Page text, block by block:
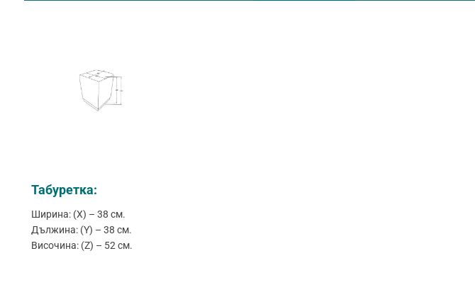
Табуретка:
Ширина: (X) – 38 см.
Дължина: (Y) – 38 см.
Височина: (Z) – 52 см.